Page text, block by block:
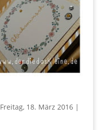
Freitag, 18. März 2016|